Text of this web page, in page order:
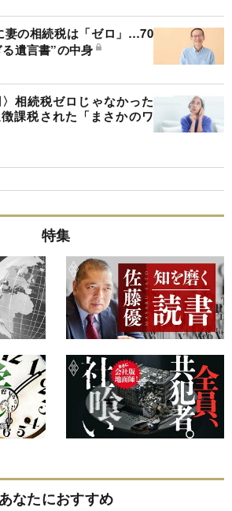
妻の相続税は「ゼロ」…70
遺言書”の中身
〉相続税ゼロじゃなかった
課税された「まさかのワ
特集
あなたにおすすめ